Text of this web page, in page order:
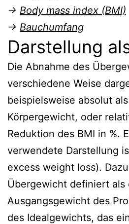
→ Body mass index (BMI)
→ Bauchumfang
Darstellung
Die Abnahme des
verschiedene Weise
beispielsweise absolut
Körpergewicht, oder
Reduktion des BMI in %.
verwendete Darstellung
excess weight loss).
Übergewicht definiert als
Ausgangsgewicht des
des Idealgewichts, das